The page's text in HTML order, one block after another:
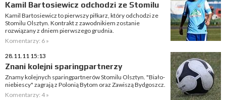
Kamil Bartosiewicz odchodzi ze Stomilu
Kamil Bartosiewicz to pierwszy piłkarz, który odchodzi ze
Stomilu Olsztyn. Kontrakt z zawodnikiem zostanie
rozwiązany z dniem pierwszego grudnia.
Komentarzy: 6 »
28.11.11 15:13
Znani kolejni sparingpartnerzy
Znamy kolejnych sparingpartnerów Stomilu Olsztyn. "Biało-
niebiescy" zagrają z Polonią Bytom oraz Zawiszą Bydgoszcz.
Komentarzy: 4 »